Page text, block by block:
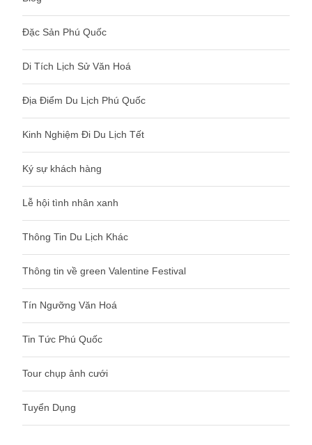
Đặc Sản Phú Quốc
Di Tích Lịch Sử Văn Hoá
Địa Điểm Du Lịch Phú Quốc
Kinh Nghiệm Đi Du Lịch Tết
Ký sự khách hàng
Lễ hội tình nhân xanh
Thông Tin Du Lịch Khác
Thông tin về green Valentine Festival
Tín Ngưỡng Văn Hoá
Tin Tức Phú Quốc
Tour chụp ảnh cưới
Tuyển Dụng